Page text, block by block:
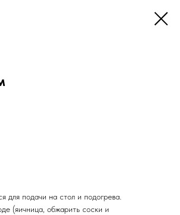
для подачи на стол и подогрева.
(яичница, обжарить соски и